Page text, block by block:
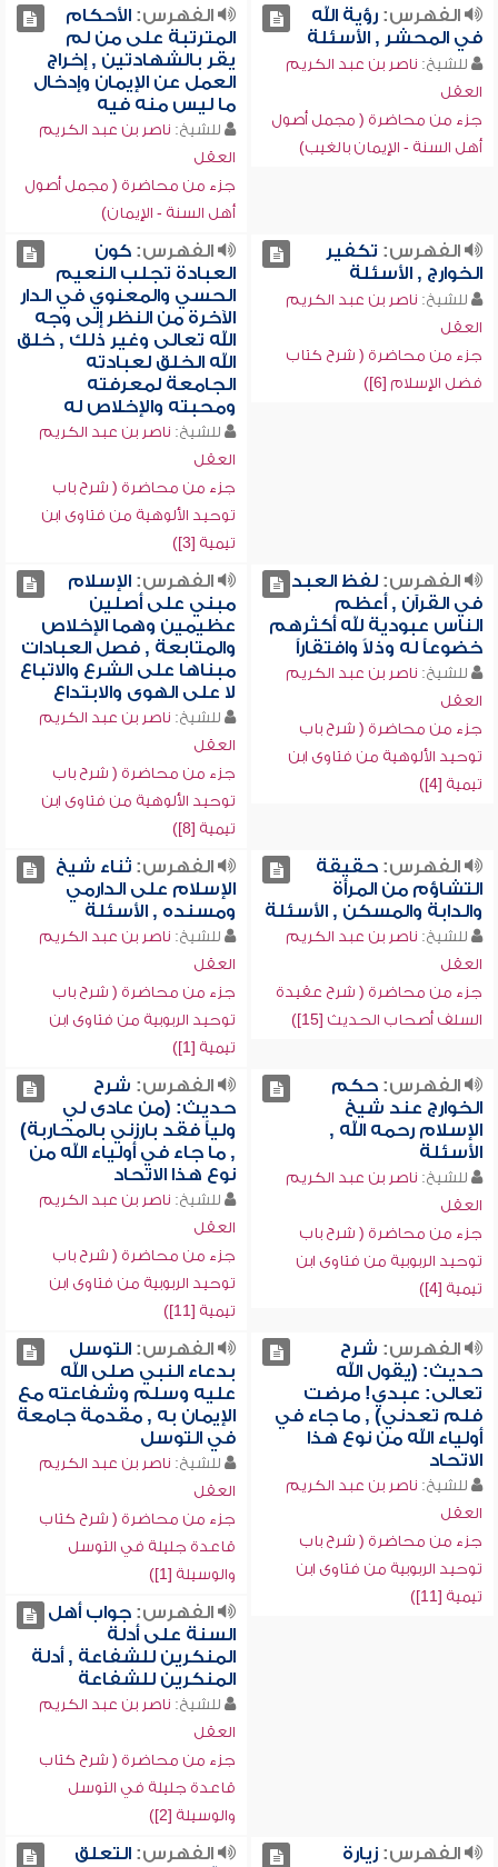
الفهرس:رؤية الله
في المحشر , الأسئلة
للشيخ: ناصر بن عبد الكريم
العقل
جزء من محاضرة ( مجمل أصول
أهل السنة - الإيمان بالغيب)
الفهرس:الأحكام
المترتبة على من لم
يقر بالشهادتين , إخراج
العمل عن الإيمان وإدخال
ما ليس منه فيه
للشيخ: ناصر بن عبد الكريم
العقل
جزء من محاضرة ( مجمل أصول
أهل السنة - الإيمان)
الفهرس: تكفير
الخوارج , الأسئلة
للشيخ: ناصر بن عبد الكريم
العقل
جزء من محاضرة ( شرح كتاب
فضل الإسلام [6])
الفهرس:كون
العبادة تجلب النعيم
الحسي والمعنوي في الدار
الآخرة من النظر إلى وجه
الله تعالى وغير ذلك , خلق
الله الخلق لعبادته
الجامعة لمعرفته
ومحبته والإخلاص له
للشيخ: ناصر بن عبد الكريم
العقل
جزء من محاضرة ( شرح باب
توحيد الألوهية من فتاوى ابن
تيمية [3])
الفهرس:لفظ العبد
في القرآن , أعظم
الناس عبودية لله أكثرهم
خضوعاً له وذلاً وافتقاراً
للشيخ: ناصر بن عبد الكريم
العقل
جزء من محاضرة ( شرح باب
توحيد الألوهية من فتاوى ابن
تيمية [4])
الفهرس:الإسلام
مبني على أصلين
عظيمين وهما الإخلاص
والمتابعة , فصل العبادات
مبناها على الشرع والاتباع
لا على الهوى والابتداع
للشيخ: ناصر بن عبد الكريم
العقل
جزء من محاضرة ( شرح باب
توحيد الألوهية من فتاوى ابن
تيمية [8])
الفهرس:حقيقة
التشاؤم من المرأة
والدابة والمسكن , الأسئلة
للشيخ: ناصر بن عبد الكريم
العقل
جزء من محاضرة ( شرح عقيدة
السلف أصحاب الحديث [15])
الفهرس:ثناء شيخ
الإسلام على الدارمي
ومسنده , الأسئلة
للشيخ: ناصر بن عبد الكريم
العقل
جزء من محاضرة ( شرح باب
توحيد الربوبية من فتاوى ابن
تيمية [1])
الفهرس:حكم
الخوارج عند شيخ
الإسلام رحمه الله ,
الأسئلة
للشيخ: ناصر بن عبد الكريم
العقل
جزء من محاضرة ( شرح باب
توحيد الربوبية من فتاوى ابن
تيمية [4])
الفهرس: شرح
حديث: (من عادى لي
ولياً فقد بارزني بالمحاربة)
, ما جاء في أولياء الله من
نوع هذا الاتحاد
للشيخ: ناصر بن عبد الكريم
العقل
جزء من محاضرة ( شرح باب
توحيد الربوبية من فتاوى ابن
تيمية [11])
الفهرس: شرح
حديث: (يقول الله
تعالى: عبدي! مرضت
فلم تعدني) , ما جاء في
أولياء الله من نوع هذا
الاتحاد
للشيخ: ناصر بن عبد الكريم
العقل
جزء من محاضرة ( شرح باب
توحيد الربوبية من فتاوى ابن
تيمية [11])
الفهرس:التوسل
بدعاء النبي صلى الله
عليه وسلم وشفاعته مع
الإيمان به , مقدمة جامعة
في التوسل
للشيخ: ناصر بن عبد الكريم
العقل
جزء من محاضرة ( شرح كتاب
قاعدة جليلة في التوسل
والوسيلة [1])
الفهرس:جواب أهل
السنة على أدلة
المنكرين للشفاعة , أدلة
المنكرين للشفاعة
للشيخ: ناصر بن عبد الكريم
العقل
جزء من محاضرة ( شرح كتاب
قاعدة جليلة في التوسل
والوسيلة [2])
الفهرس:زيارة
الفهرس:التعلق